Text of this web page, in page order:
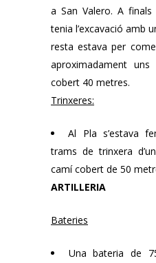
a San Valero. A finals
tenia l’excavació amb
resta estava per
aproximadament
cobert 40 metres.
Trinxeres:
Al Pla s’estava
trams de trinxera
camí cobert de 50
ARTILLERIA
Bateries
Una bateria de